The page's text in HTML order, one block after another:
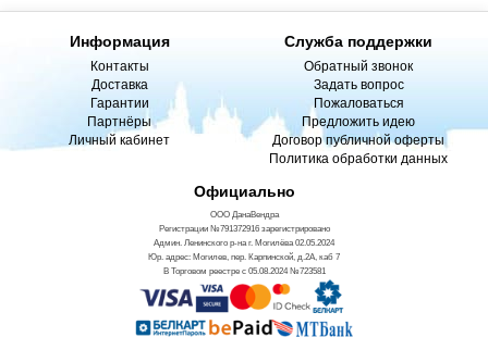
Информация
Контакты
Доставка
Гарантии
Партнёры
Личный кабинет
Служба поддержки
Обратный звонок
Задать вопрос
Пожаловаться
Предложить идею
Договор публичной оферты
Политика обработки данных
Официально
ООО ДанаВендра
Регистрации №791372916 зарегистрировано
Админ. Ленинского р-на г. Могилёва 02.05.2024
Юр. адрес: Могилев, пер. Карпинской, д.2А, каб 7
В Торговом реестре с 05.08.2024 №723581